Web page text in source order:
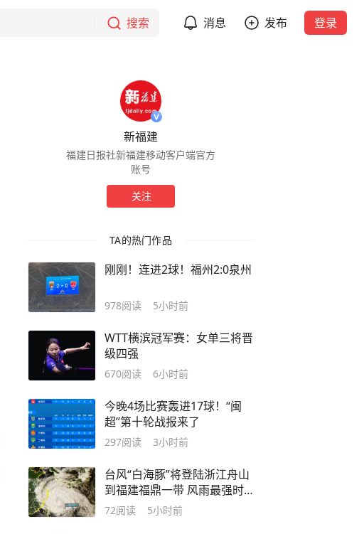
搜索 消息 发布 登录
新福建
福建日报社新福建移动客户端官方
账号
关注
TA的热门作品
刚刚！连进2球！福州2:0泉州
978阅读 5小时前
WTT横滨冠军赛：女单三将晋
级四强
670阅读 6小时前
今晚4场比赛轰进17球！“闽
超”第十轮战报来了
297阅读 3小时前
台风“白海豚”将登陆浙江舟山
到福建福鼎一带 风雨最强时
段将到来
72阅读 5小时前